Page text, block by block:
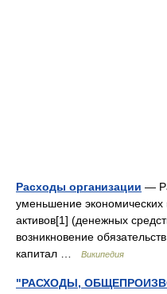
Расходы организации —
уменьшение экономических
активов[1] (денежных
возникновение
капитал …
Википедия
"РАСХОДЫ,